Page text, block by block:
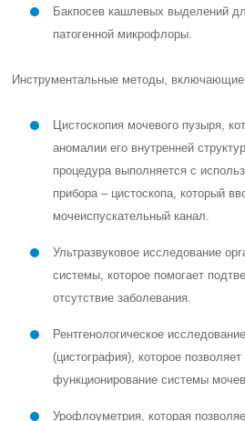
Бакпосев кашлевых выделений
патогенной микрофлоры.
Инструментальные методы,
Цистоскопия мочевого пузыря,
аномалии его внутренней
процедура выполняется с
прибора – цистоскопа, который
мочеиспускательный канал.
Ультразвуковое исследование
системы, которое помогает
отсутствие заболевания.
Рентгенологическое
(цистография), которое позволяет
функционирование системы
Урофлоуметрия, которая